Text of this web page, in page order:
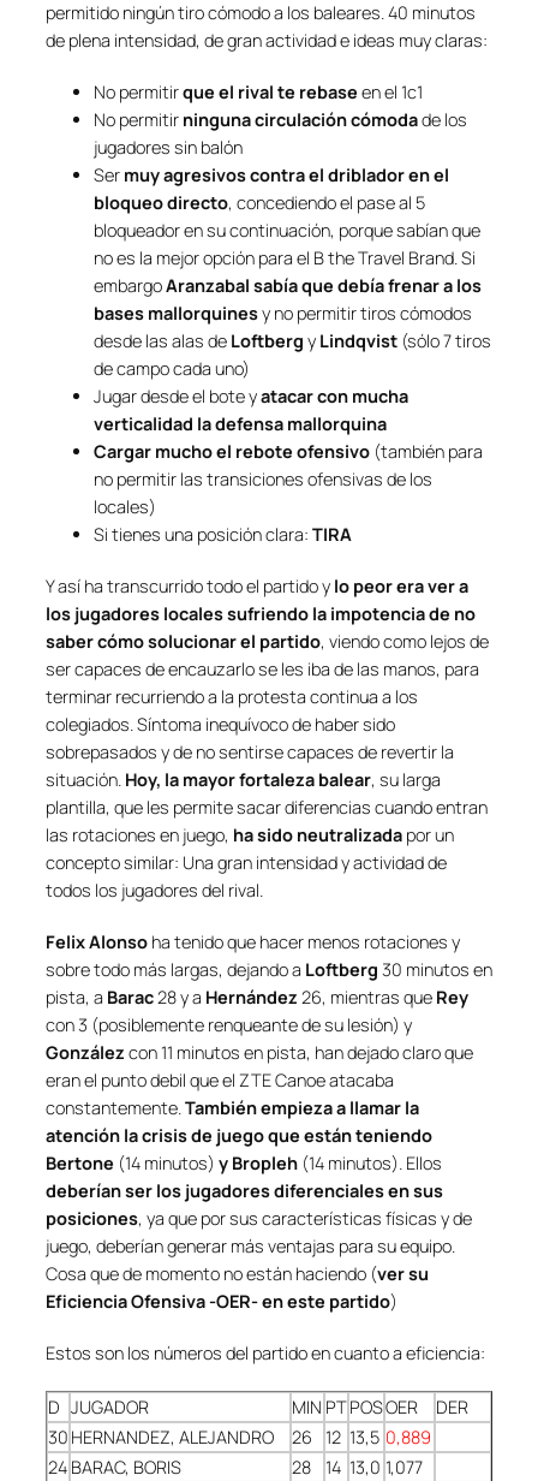
permitido ningún tiro cómodo a los baleares. 40 minutos
de plena intensidad, de gran actividad e ideas muy claras:
No permitirque el rival te rebase en el 1c1
No permitir ninguna circulación cómodade los
jugadores sin balón
Ser muy agresivos contra el driblador en el
bloqueo directo, concediendo el pase al 5
bloqueador en su continuación, porque sabían que
no es la mejor opción para el B the Travel Brand. Si
embargoAranzabal sabía que debía frenar a los
bases mallorquinesy no permitir tiros cómodos
desde las alas de Loftberg y Lindqvist (sólo 7 tiros
de campo cada uno)
Jugar desde el bote yatacar con mucha
verticalidad la defensa mallorquina
Cargar mucho el rebote ofensivo (también para
no permitir las transiciones ofensivas de los
locales)
Si tienes una posición clara: TIRA
Y así ha transcurrido todo el partido y lo peor era ver a
los jugadores locales sufriendo la impotencia de no
saber cómo solucionar el partido, viendo como lejos de
ser capaces de encauzarlo se les iba de las manos, para
terminar recurriendo a la protesta continua a los
colegiados. Síntoma inequívoco de haber sido
sobrepasados y de no sentirse capaces de revertir la
situación. Hoy, la mayor fortaleza balear, su larga
plantilla, que les permite sacar diferencias cuando entran
las rotaciones en juego, ha sido neutralizada por un
concepto similar: Una gran intensidad y actividad de
todos los jugadores del rival.
Felix Alonso ha tenido que hacer menos rotaciones y
sobre todo más largas, dejando a Loftberg 30 minutos en
pista, a Barac28 y a Hernández 26, mientras que Rey
con 3 (posiblemente renqueante de su lesión) y
González con 11 minutos en pista, han dejado claro que
eran el punto debil que el ZTE Canoe atacaba
constantemente.También empieza a llamar la
atención la crisis de juego que están teniendo
Bertone (14 minutos) y Bropleh (14 minutos). Ellos
deberían ser los jugadores diferenciales en sus
posiciones, ya que por sus características físicas y de
juego, deberían generar más ventajas para su equipo.
Cosa que de momento no están haciendo (ver su
Eficiencia Ofensiva -OER- en este partido)
Estos son los números del partido en cuanto a eficiencia:
D JUGADOR MIN PTPOSOER
DER
30 HERNANDEZ, ALEJANDRO 26 12 13,5 0,889
24 BARAC, BORIS 28 14 13,0 1,077